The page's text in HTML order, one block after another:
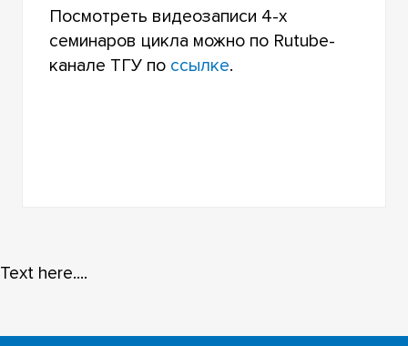
Посмотреть видеозаписи 4-х
семинаров цикла можно по Rutubе-
канале ТГУ по ссылке.
Text here....